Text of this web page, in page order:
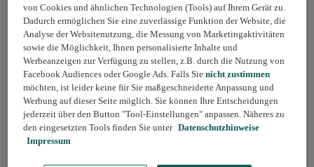
von Cookies und ähnlichen Technologien (Tools) auf Ihrem Gerät zu.
Dadurch ermöglichen Sie eine zuverlässige Funktion der Website, die
Analyse der Websitenutzung, die Messung von Marketingaktivitäten
sowie die Möglichkeit, Ihnen personalisierte Inhalte und
Werbeanzeigen zur Verfügung zu stellen, z.B. durch die Nutzung von
Facebook Audiences oder Google Ads. Falls Sienicht zustimmen
möchten, ist leider keine für Sie maßgeschneiderte Anpassung und
Werbung auf dieser Seite möglich. Sie können Ihre Entscheidungen
jederzeit über den Button "Tool-Einstellungen" anpassen. Näheres zu
den eingesetzten Tools finden Sie unter Datenschutzhinweise
Impressum